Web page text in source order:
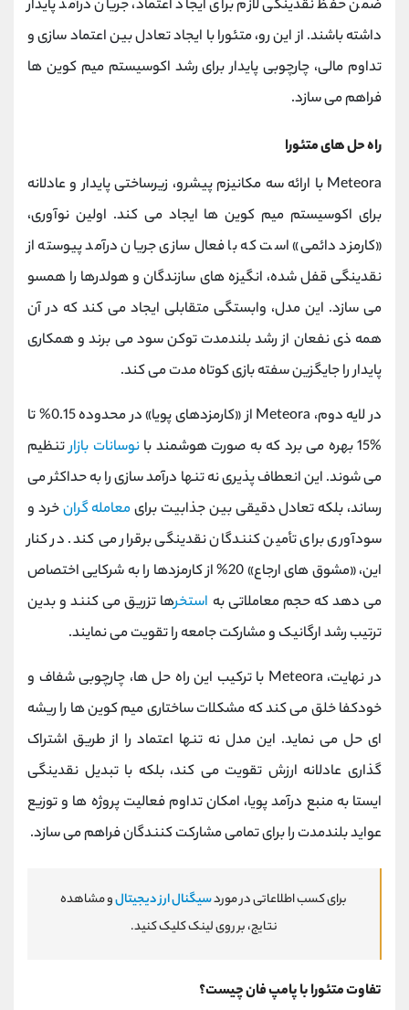
ضمن حفظ نقدینگی لازم برای ایجاد اعتماد، جریان درآمد پایدار
داشته باشند. از این رو، متئورا با ایجاد تعادل بین اعتماد سازی و
تداوم مالی، چارچوبی پایدار برای رشد اکوسیستم میم‌ کوین ‌ها
فراهم می ‌سازد.
راه حل های متئورا
Meteora با ارائه سه مکانیزم پیشرو، زیرساختی پایدار و عادلانه
برای اکوسیستم میم‌ کوین‌ ها ایجاد می ‌کند. اولین نوآوری،
«کارمزد دائمی» است که با فعال‌ سازی جریان درآمد پیوسته از
نقدینگی قفل ‌شده، انگیزه ‌های سازندگان و هولدرها را همسو
می ‌سازد. این مدل، وابستگی متقابلی ایجاد می کند که در آن
همه ذی ‌نفعان از رشد بلندمدت توکن سود می ‌برند و همکاری
پایدار را جایگزین سفته ‌بازی کوتاه‌ مدت می کند.
در لایه دوم، Meteora از «کارمزدهای پویا» در محدوده 0.15% تا
%15 بهره می‌ برد که به صورت هوشمند با
نوسانات بازارتنظیم
می‌ شوند. این انعطاف‌ پذیری نه تنها درآمد سازی را به حداکثر می
‌رساند، بلکه تعادل دقیقی بین جذابیت برایمعامله ‌گرانخرد و
سودآوری برای تأمین ‌کنندگان نقدینگی برقرار می‌ کند. در کنار
این، «مشوق ‌های ارجاع» 20% از کارمزدها را به شرکایی اختصاص
می‌ دهد که حجم معاملاتی به استخرها تزریق می‌ کنند و بدین
ترتیب رشد ارگانیک و مشارکت جامعه را تقویت می ‌نمایند.
در نهایت، Meteora با ترکیب این راه‌ حل‌ ها، چارچوبی شفاف و
خودکفا خلق می ‌کند که مشکلات ساختاری میم‌ کوین ‌ها را ریشه
‌ای حل می ‌نماید. این مدل نه تنها اعتماد را از طریق اشتراک‌
گذاری عادلانه ارزش تقویت می‌ کند، بلکه با تبدیل نقدینگی
ایستا به منبع درآمد پویا، امکان تداوم فعالیت پروژه‌ ها و توزیع
عواید بلندمدت را برای تمامی مشارکت ‌کنندگان فراهم می‌ سازد.
برای کسب اطلاعاتی در موردسیگنال ارز دیجیتالو مشاهده
نتایج، بر روی لینک کلیک کنید.
تفاوت متئورا با پامپ فان چیست؟